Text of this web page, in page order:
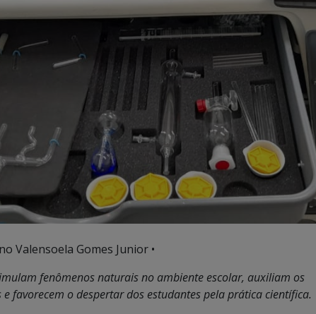
Valensoela Gomes Junior •
fenômenos naturais no ambiente escolar, auxiliam os
favorecem o despertar dos estudantes pela prática científica.